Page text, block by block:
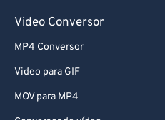
Video Conversor
MP4 Conversor
Video para GIF
MOV para MP4